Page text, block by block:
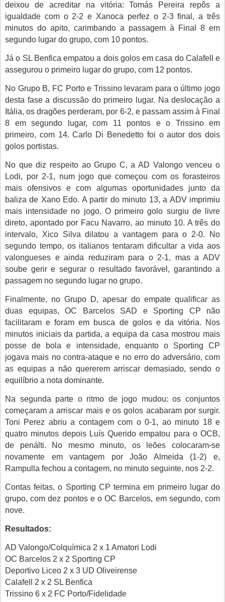
deixou de acreditar na vitória: Tomás Pereira repôs a
igualdade com o 2-2 e Xanoca perfez o 2-3 final, a três
minutos do apito, carimbando a passagem à Final 8 em
segundo lugar do grupo, com 10 pontos.
Já o SL Benfica empatou a dois golos em casa do Calafell e
assegurou o primeiro lugar do grupo, com 12 pontos.
No Grupo B, FC Porto e Trissino levaram para o último jogo
desta fase a discussão do primeiro lugar. Na deslocação a
Itália, os dragões perderam, por 6-2, e passam assim à Final
8 em segundo lugar, com 11 pontos e o Trissino em
primeiro, com 14. Carlo Di Benedetto foi o autor dos dois
golos portistas.
No que diz respeito ao Grupo C, a AD Valongo venceu o
Lodi, por 2-1, num jogo que começou com os forasteiros
mais ofensivos e com algumas oportunidades junto da
baliza de Xano Edo. A partir do minuto 13, a ADV imprimiu
mais intensidade no jogo. O primeiro golo surgiu de livre
direto, apontado por Facu Navarro, ao minuto 10. A três do
intervalo, Xico Silva dilatou a vantagem para o 2-0. No
segundo tempo, os italianos tentaram dificultar a vida aos
valongueses e ainda reduziram para o 2-1, mas a ADV
soube gerir e segurar o resultado favorável, garantindo a
passagem no segundo lugar no grupo.
Finalmente, no Grupo D, apesar do empate qualificar as
duas equipas, OC Barcelos SAD e Sporting CP não
facilitarame foram em busca de golos e da vitória. Nos
minutos iniciais da partida, a equipa da casa mostrou mais
posse de bola e intensidade, enquanto o Sporting CP
jogava mais no contra-ataque e no erro do adversário, com
as equipas a não quererem arriscar demasiado, sendo o
equilíbrio a nota dominante.
Na segunda parte o ritmo de jogo mudou: os conjuntos
começaram a arriscar mais e os golos acabaram por surgir.
Toni Perez abriu a contagem com o 0-1, ao minuto 18 e
quatro minutos depois Luís Querido empatou para o OCB,
de penálti. No mesmo minuto, os leões colocaram-se
novamente em vantagem por João Almeida (1-2) e,
Rampulla fechou a contagem, no minuto seguinte, nos 2-2.
Contas feitas, o Sporting CP termina em primeiro lugar do
grupo, com dez pontos e o OC Barcelos, em segundo, com
nove.
Resultados:
AD Valongo/Colquímica 2 x 1 Amatori Lodi
OC Barcelos 2 x 2 Sporting CP
Deportivo Liceo 2 x 3 UD Oliveirense
Calafell 2 x 2 SL Benfica
Trissino 6 x 2 FC Porto/Fidelidade